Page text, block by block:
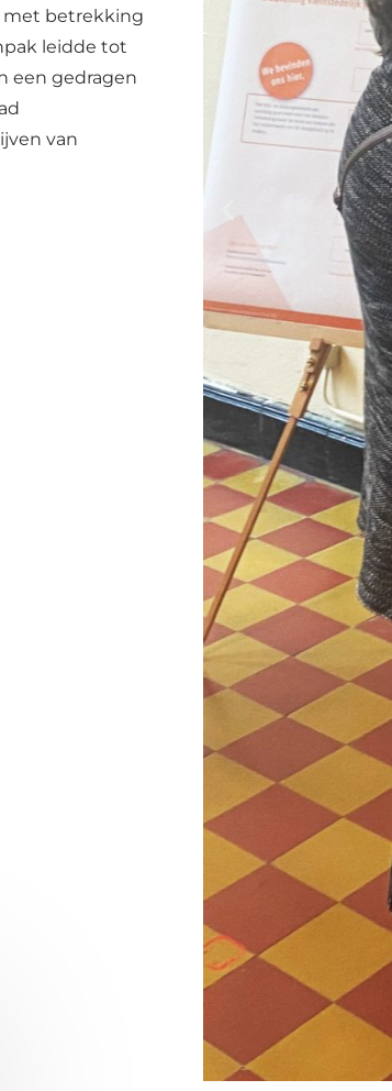
met betrekking
leidde tot
een gedragen
van